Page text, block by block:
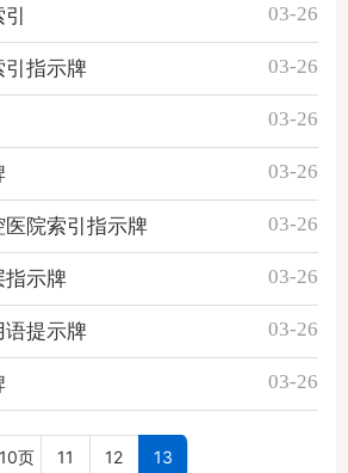
03-26
引指示牌 03-26
03-26
03-26
院索引指示牌 03-26
指示牌 03-26
语提示牌 03-26
03-26
10页 11 12 13